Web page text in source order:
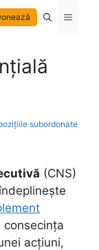
Menu
subordonate
(CNS)
consecința
acțiuni,